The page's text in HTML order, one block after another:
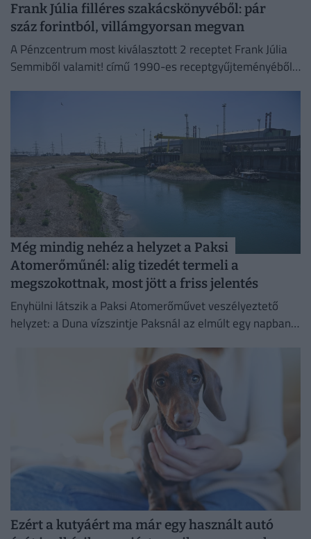
Frank Júlia filléres szakácskönyvéből: pár
száz forintból, villámgyorsan megvan
A Pénzcentrum most kiválasztott 2 receptet Frank Júlia
Semmiből valamit! című 1990-es receptgyűjteményéből
Még mindig nehéz a helyzet a Paksi
Atomerőműnél: alig tizedét termeli a
megszokottnak, most jött a friss jelentés
Enyhülni látszik a Paksi Atomerőművet veszélyeztető
helyzet: a Duna vízszintje Paksnál az elmúlt egy napban
Ezért a kutyáért ma már egy használt autó